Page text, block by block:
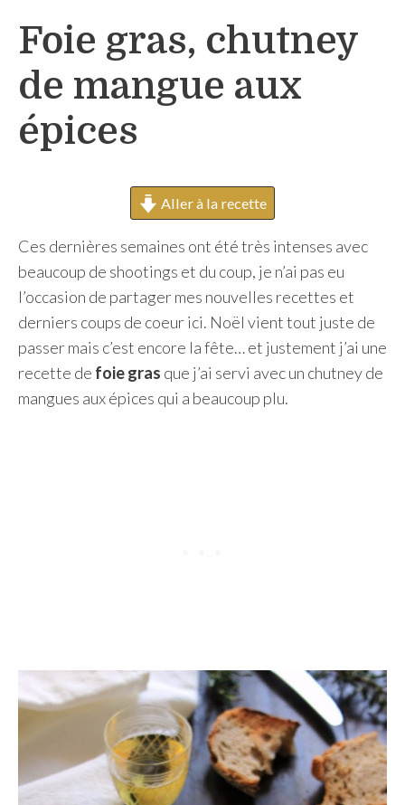
e
Foie gras, chutney
de mangue aux
épices
Aller à la recette
Ces dernières semaines ont été très intenses avec
beaucoup de shootings et du coup, je n’ai pas eu
l’occasion de partager mes nouvelles recettes et
derniers coups de coeur ici. Noël vient tout juste de
passer mais c’est encore la fête… et justement j’ai une
recette de foie gras que j’ai servi avec un chutney de
mangues aux épices qui a beaucoup plu.